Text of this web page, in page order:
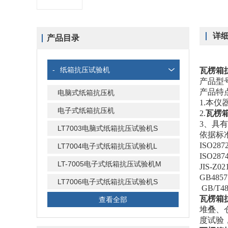
产品目录
- 纸箱抗压试验机
电脑式纸箱抗压机
电子式纸箱抗压机
LT7003电脑式纸箱抗压试验机S
LT7004电子式纸箱抗压试验机L
LT-7005电子式纸箱抗压试验机M
LT7006电子式纸箱抗压试验机S
查看全部
详
瓦楞箱
产品型
产品特
1.本仪
2.瓦楞
3、 具
依据标
JIS-
GB/
瓦楞箱
堆叠、
度试验